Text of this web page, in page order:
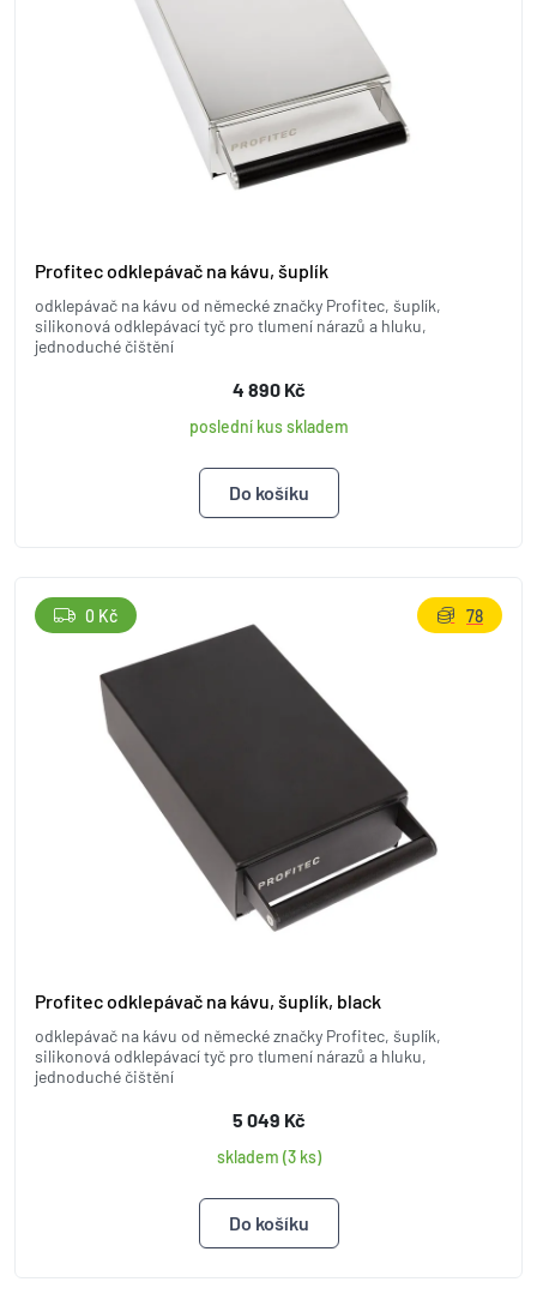
Profitec odklepávač na kávu, šuplík
odklepávač na kávu od německé značky Profitec, šuplík,
silikonová odklepávací tyč pro tlumení nárazů a hluku,
jednoduché čištění
4 890 Kč
poslední kus skladem
Profitec odklepávač na kávu, šuplík, black
odklepávač na kávu od německé značky Profitec, šuplík,
silikonová odklepávací tyč pro tlumení nárazů a hluku,
jednoduché čištění
5 049 Kč
skladem (3 ks)
0 Kč 78